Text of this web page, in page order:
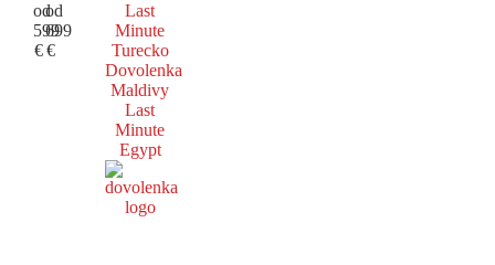
od
599
€
od
699
€
Last
Minute
Turecko
Dovolenka
Maldivy
Last
Minute
Egypt